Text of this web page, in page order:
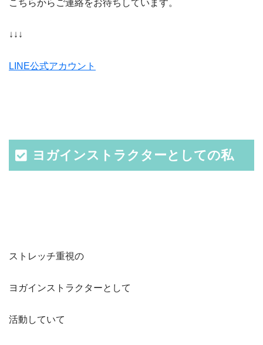
こちらからご連絡をお待ちしています。
↓↓↓
LINE公式アカウント
ヨガインストラクターとしての私
ストレッチ重視の
ヨガインストラクターとして
活動していて